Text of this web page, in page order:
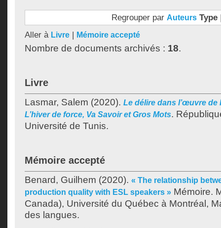
Regrouper par Auteurs Type
Aller à Livre | Mémoire accepté
Nombre de documents archivés : 18.
Livre
Lasmar, Salem (2020). Le délire dans l’œuvre de
L’hiver de force, Va Savoir et Gros Mots.
Université de Tunis.
Mémoire accepté
Benard, Guilhem (2020). « The relationship
production quality with ESL speakers » Mémoire.
Canada), Université du Québec à Montréal,
des langues.